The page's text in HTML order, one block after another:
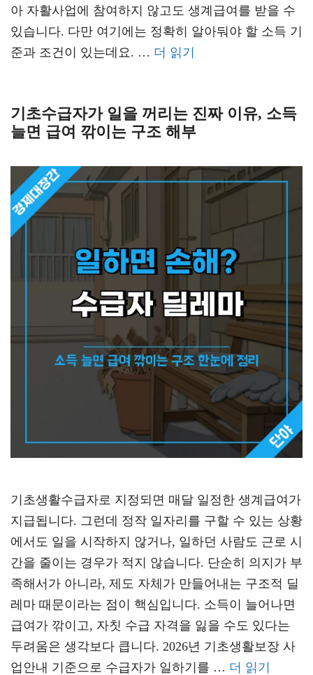
아 자활사업에 참여하지 않고도 생계급여를 받을 수
있습니다. 다만 여기에는 정확히 알아둬야 할 소득 기
준과 조건이 있는데요. … 더 읽기
기초수급자가 일을 꺼리는 진짜 이유, 소득
늘면 급여 깎이는 구조 해부
기초생활수급자로 지정되면 매달 일정한 생계급여가
지급됩니다. 그런데 정작 일자리를 구할 수 있는 상황
에서도 일을 시작하지 않거나, 일하던 사람도 근로 시
간을 줄이는 경우가 적지 않습니다. 단순히 의지가 부
족해서가 아니라, 제도 자체가 만들어내는 구조적 딜
레마 때문이라는 점이 핵심입니다. 소득이 늘어나면
급여가 깎이고, 자칫 수급 자격을 잃을 수도 있다는
두려움은 생각보다 큽니다. 2026년 기초생활보장 사
업안내 기준으로 수급자가 일하기를 … 더 읽기